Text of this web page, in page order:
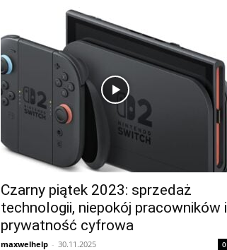
Czarny piątek 2023: sprzedaż
technologii, niepokój pracowników i
prywatność cyfrowa
maxwelhelp - 30.11.2025 0